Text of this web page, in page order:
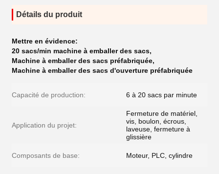
Détails du produit
Mettre en évidence:
20 sacs/min machine à emballer des sacs,
Machine à emballer des sacs préfabriquée,
Machine à emballer des sacs d'ouverture préfabriquée
Capacité de production: 6 à 20 sacs par minute
Application du projet:
Fermeture de matériel,
vis, boulon, écrous,
laveuse, fermeture à
glissière
Composants de base: Moteur, PLC, cylindre